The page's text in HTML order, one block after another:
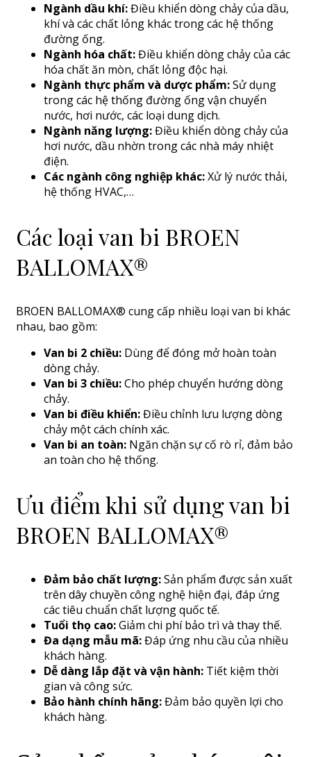
Ngành dầu khí:Điều khiển dòng chảy của dầu,
khí và các chất lỏng khác trong các hệ thống
đường ống.
Ngành hóa chất:Điều khiển dòng chảy của các
hóa chất ăn mòn, chất lỏng độc hại.
Ngành thực phẩm và dược phẩm:Sử dụng
trong các hệ thống đường ống vận chuyển
nước, hơi nước, các loại dung dịch.
Ngành năng lượng:Điều khiển dòng chảy của
hơi nước, dầu nhờn trong các nhà máy nhiệt
điện.
Các ngành công nghiệp khác:Xử lý nước thải,
hệ thống HVAC,…
Các loại van bi BROEN
BALLOMAX®
BROEN BALLOMAX® cung cấp nhiều loại van bi khác
nhau, bao gồm:
Van bi 2 chiều: Dùng để đóng mở hoàn toàn
dòng chảy.
Van bi 3 chiều:Cho phép chuyển hướng dòng
chảy.
Van bi điều khiển:Điều chỉnh lưu lượng dòng
chảy một cách chính xác.
Van bi an toàn: Ngăn chặn sự cố rò rỉ, đảm bảo
an toàn cho hệ thống.
Ưu điểm khi sử dụng van bi
BROEN BALLOMAX®
Đảm bảo chất lượng:Sản phẩm được sản xuất
trên dây chuyền công nghệ hiện đại, đáp ứng
các tiêu chuẩn chất lượng quốc tế.
Tuổi thọ cao:Giảm chi phí bảo trì và thay thế.
Đa dạng mẫu mã:Đáp ứng nhu cầu của nhiều
khách hàng.
Dễ dàng lắp đặt và vận hành: Tiết kiệm thời
gian và công sức.
Bảo hành chính hãng:Đảm bảo quyền lợi cho
khách hàng.